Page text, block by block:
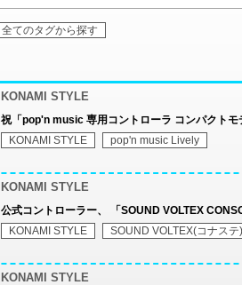
全てのタグから探す
KONAMI STYLE
祝「pop'n music 専用コントローラ コンパクトモ
KONAMI STYLE
pop'n music Lively
KONAMI STYLE
公式コントローラー、 「SOUND VOLTEX
KONAMI STYLE
SOUND VOLTEX(コナステ)
KONAMI STYLE